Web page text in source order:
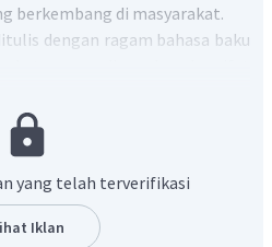
berkembang di masyarakat.
dengan ragam bahasa baku
digunakan dalam teks
mental, kata benda abstrak,
kata teknis.
Setuju/
yang telah terverifikasi
Iklan